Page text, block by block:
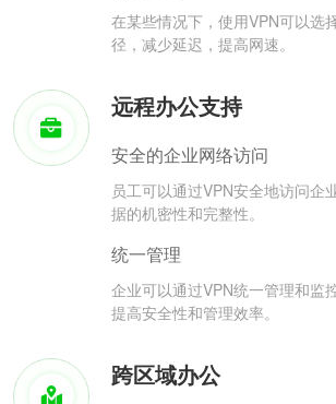
在某些情况下，使用VPN可以选
径，减少延迟，提高网速。
远程办公支持
安全的企业网络访问
员工可以通过VPN安全地访问企
据的机密性和完整性。
统一管理
企业可以通过VPN统一管理和监
提高安全性和管理效率。
跨区域办公